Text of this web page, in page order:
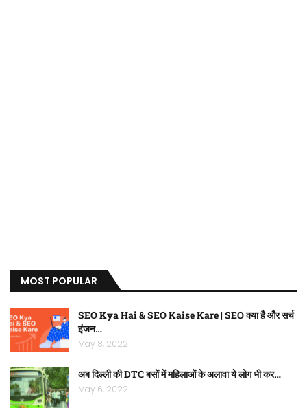
MOST POPULAR
SEO Kya Hai & SEO Kaise Kare | SEO क्या है और सर्च
इंजन…
May 8, 2022
अब दिल्ली की DTC बसों में महिलाओं के अलावा ये लोग भी कर…
May 6, 2022